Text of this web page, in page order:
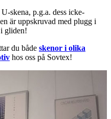
skena, p.g.a. dess icke-
är uppskruvad med plugg i
gliden!
du både skenor i olika
hos oss på Sovtex!